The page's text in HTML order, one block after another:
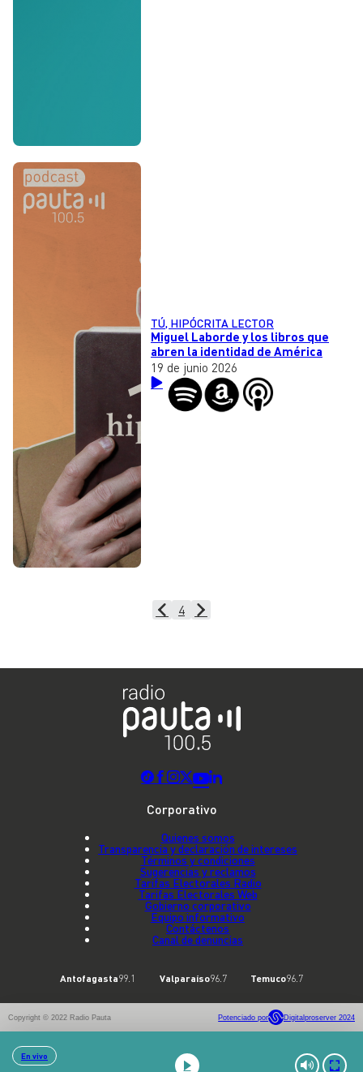
TÚ, HIPÓCRITA LECTOR
Miguel Laborde y los libros que
abren la identidad de América
19 de junio 2026
4
En vivo
Corporativo
Quienes somos
Transparencia y declaración de intereses
Términos y condiciones
Sugerencias y reclamos
Tarifas Electorales Radio
Tarifas Electorales Web
Gobierno corporativo
Equipo informativo
Contáctenos
Canal de denuncias
Antofagasta99.1 Valparaíso96.7 Temuco96.7
Copyright © 2022 Radio Pauta Potenciado por Digitalproserver 2024